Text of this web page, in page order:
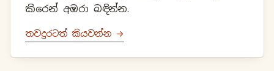
කිරෙන් අඹරා බඳින්න.
තවදුරටත් කියවන්න →